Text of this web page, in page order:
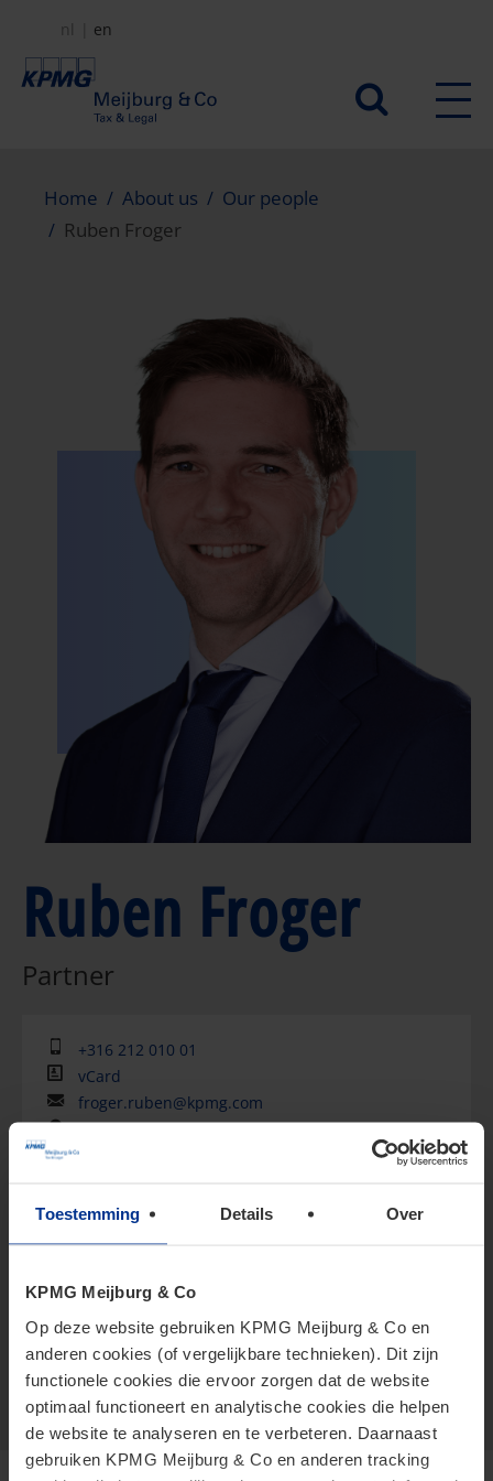
Toestemming Details Over
KPMG Meijburg & Co
Op deze website gebruiken KPMG Meijburg & Co en
anderen cookies (of vergelijkbare technieken). Dit zijn
functionele cookies die ervoor zorgen dat de website
optimaal functioneert en analytische cookies die helpen
de website te analyseren en te verbeteren. Daarnaast
gebruiken KPMG Meijburg & Co en anderen tracking
main
Secundair
nl en
Home About us
Our people
Ruben Froger
Ruben Froger
Partner
+316 212 010 01
vCard
froger.ruben@kpmg.com
Meijburg Breda
Ruben is partner and Head of the People Services
Ruben has in-depth experience of leading global
mobility engagements for multinational companies,
b...
Show more